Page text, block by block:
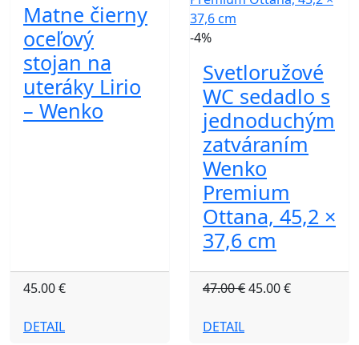
Matne čierny
oceľový
stojan na
uteráky Lirio
– Wenko
45.00 €
DETAIL
-4%
Svetloružové
WC sedadlo s
jednoduchým
zatváraním
Wenko
Premium
Ottana, 45,2 ×
37,6 cm
47.00 €45.00 €
DETAIL